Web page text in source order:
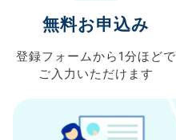
無料お申込み
登録フォームから 1分ほどで
ご入力 いただけます